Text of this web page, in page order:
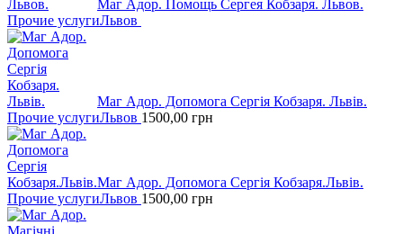
Маг Адор. Помощь Сергея Кобзаря. Львов.
Прочие услугиЛьвов
Маг Адор. Допомога Сергія Кобзаря. Львів.
Прочие услугиЛьвов 1500,00 грн
Маг Адор. Допомога Сергія Кобзаря.Львів.
Прочие услугиЛьвов 1500,00 грн